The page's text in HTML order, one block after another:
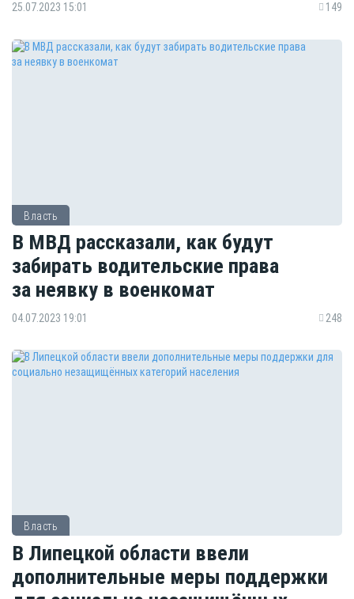
25.07.2023 15:01 149
Власть
В МВД рассказали, как будут
забирать водительские права
за неявку в военкомат
04.07.2023 19:01 248
Власть
В Липецкой области ввели
дополнительные меры поддержки